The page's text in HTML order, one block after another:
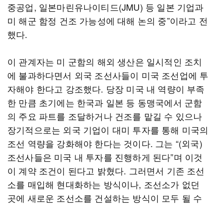
중공업, 일본마린유나이티드(JMU) 등 일본 기업과
미 해군 함정 건조 가능성에 대해 논의 중”이라고 전
했다.
이 관계자는 미 군함의 해외 생산은 일시적인 조치
에 불과하다면서 외국 조선사들이 미국 조선업에 투
자해야 한다고 강조했다. 당장 미국 내 역량이 부족
한 만큼 초기에는 한국과 일본 등 동맹국에서 군함
의 주요 파트를 조달하거나 건조를 맡길 수 있으나
장기적으로는 외국 기업이 대미 투자를 통해 미국의
조선 역량을 강화해야 한다는 것이다. 그는 “(외국)
조선사들은 미국 내 투자를 진행하게 된다”며 이것
이 계약 조건이 된다고 밝혔다. 그러면서 기존 조선
소를 매입해 현대화하는 방식이나, 조선소가 없던
곳에 새로운 조선소를 건설하는 방식이 모두 될 수